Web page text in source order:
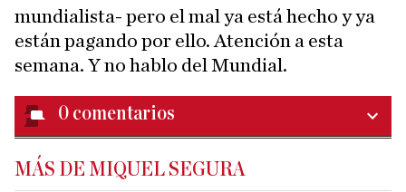
mundialista- pero el mal ya está hecho y ya
están pagando por ello. Atención a esta
semana. Y no hablo del Mundial.
0 comentarios
MÁS DE MIQUEL SEGURA